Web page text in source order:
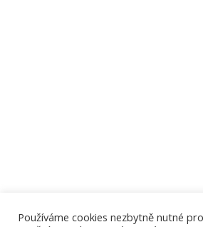
Používáme cookies nezbytně nutné